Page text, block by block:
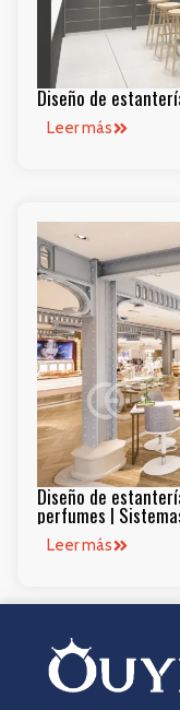
Diseño de
Leer más
Diseño de
perfumes |
Leer más